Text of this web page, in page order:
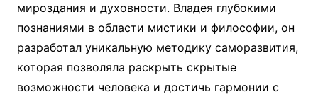
мироздания и духовности. Владея глубокими
познаниями в области мистики и философии, он
разработал уникальную методику саморазвития,
которая позволяла раскрыть скрытые
возможности человека и достичь гармонии с